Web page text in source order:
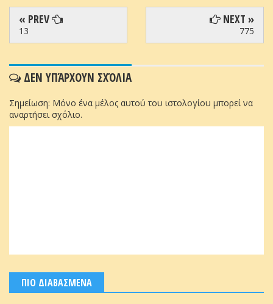
« PREV
13
NEXT »
775
ΔΕΝ ΥΠΆΡΧΟΥΝ ΣΧΌΛΙΑ
Σημείωση: Μόνο ένα μέλος αυτού του ιστολογίου μπορεί να
αναρτήσει σχόλιο.
ΠΙΟ ΔΙΑΒΑΣΜΕΝΑ